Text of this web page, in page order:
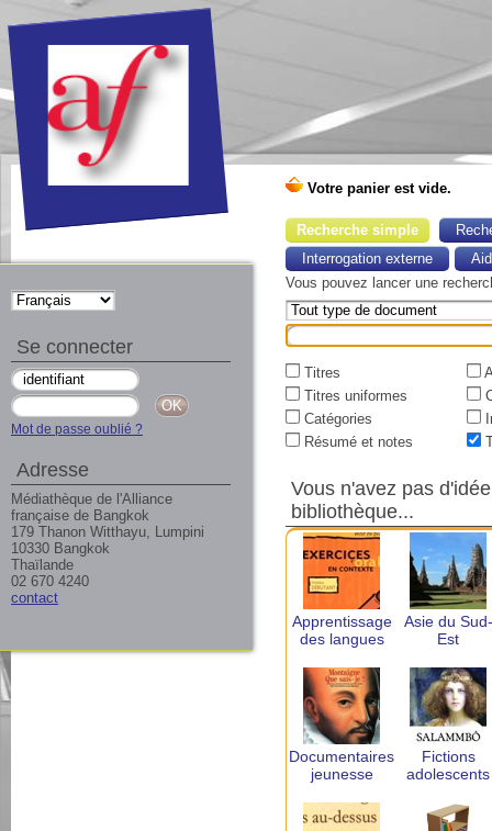
Recherche simple
Interrogation externe
Vous pouvez lancer une
Titres
Titres uniformes
Catégories
Résumé et notes
Vous n'avez pas
bibliothèque...
Apprentissage
des langues
Asie du Sud-
Est
Documentaires
jeunesse
Fictions
adolescents
Se connecter
Mot de passe oublié ?
Adresse
Médiathèque de l'Alliance
française de Bangkok
179 Thanon Witthayu, Lumpini
10330 Bangkok
Thaïlande
02 670 4240
contact